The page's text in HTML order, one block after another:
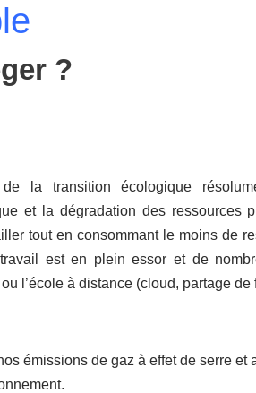
?
de la transition écologique
et la dégradation des ressources
tout en consommant le moins de
est en plein essor et de
l’école à distance (cloud, partage
émissions de gaz à effet de serre et